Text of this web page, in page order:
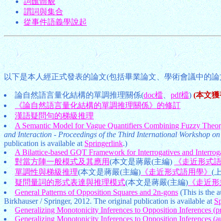
謂詞與集合
從事件語義學說起
以下是本人經正式發表的論文(包括畢業論文、學術會議中的
論自然語言量化結構的單調推理關係(doc檔、pdf檔)(本文獲
《論自然語言量化結構的單調推理關係》的修訂
漢語疑問句的梯級推理
A Semantic Model for Vague Quantifiers Combining Fuzzy
and Interaction - Proceedings of the Third International Workshop
publication is available atSpringerlink.)
A Bilattice-based GQT Framework for Interrogatives and
對當方陣一般模式及其應用(本文是蔣嚴(主編)《走近形式
單調性與梯級推理(本文是蔣嚴(主編)《走近形式語用學》(
疑問量詞的形式表達與推理模式(本文是蔣嚴(主編)《走近
General Patterns of Opposition Squares and 2n-gons(This is the
Birkhauser / Springer, 2012. The original publication is available at
Generalizing Monotonicity Inferences to Opposition Inferences
Generalizing Monotonicity Inferences to Opposition Inferences